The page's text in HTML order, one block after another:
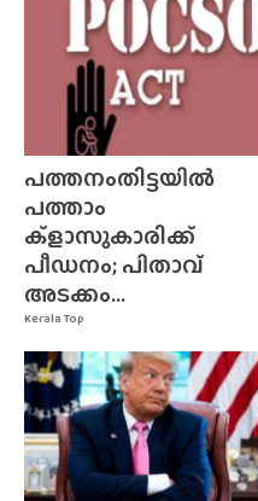
Kerala Top
പത്തനംതിട്ടയിൽ
പത്താം
ക്ളാസുകാരിക്ക്
പീഡനം; പിതാവ്
അടക്കം...